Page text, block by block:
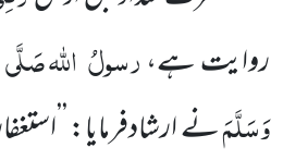
روایت ہے،رسولُ اللہصَلَّی
وَسَلَّمَنے ارشادفرمایا: